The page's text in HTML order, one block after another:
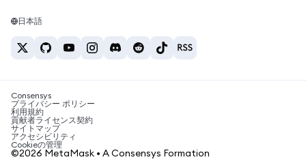
キャリア
お問い合わせ
Tetherの価格
BTC→INR
ETH→USDT
USDTの購入
SHIBの購入
BNBの購入
Solanaウォレット
税制関連ニュース
暗号資産の購入方法は？
ビットコインを売るには？
日本語
Consensys
プライバシー ポリシー
利用規約
貢献者ライセンス契約
サイトマップ
アクセシビリティ
Cookieの管理
©2026 MetaMask • A Consensys Formation